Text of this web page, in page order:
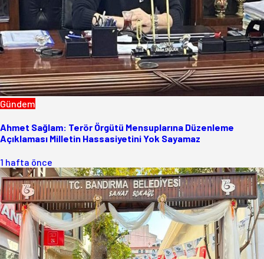
Gündem
Ahmet Sağlam: Terör Örgütü Mensuplarına Düzenleme
Açıklaması Milletin Hassasiyetini Yok Sayamaz
1 hafta önce